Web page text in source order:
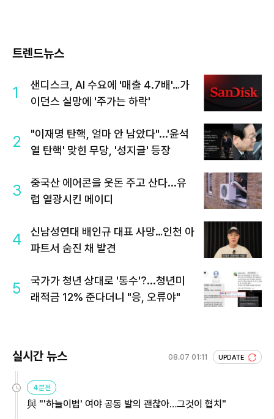
트렌드뉴스
1
샌디스크, AI 수요에 '매출 4.7배'…가
이던스 실망에 '주가는 하락'
2
"이재명 탄핵, 얼마 안 남았다"...'윤석
열 탄핵' 맞힌 무당, '성지글' 등장
3
중국산 에어콘을 웃돈 주고 산다...유
럽 열광시킨 메이디
4
신남성연대 배인규 대표 사망…인천 아
파트서 숨진 채 발견
5
국가가 청년 상대로 '통수'?...청년미
래적금 12% 준다더니 "응, 오류야"
실시간 뉴스 08.07 01:11 UPDATE
4분전
與 "'하늘이법' 여야 공동 발의 괜찮아…그것이 협치"